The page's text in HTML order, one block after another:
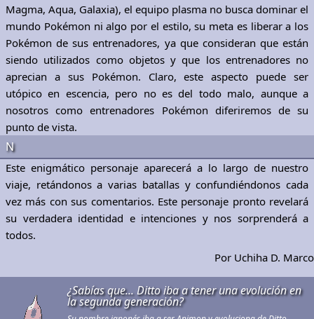
Magma, Aqua, Galaxia), el equipo plasma no busca dominar el
mundo Pokémon ni algo por el estilo, su meta es liberar a los
Pokémon de sus entrenadores, ya que consideran que están
siendo utilizados como objetos y que los entrenadores no
aprecian a sus Pokémon. Claro, este aspecto puede ser
utópico en escencia, pero no es del todo malo, aunque a
nosotros como entrenadores Pokémon diferiremos de su
punto de vista.
N
Este enigmático personaje aparecerá a lo largo de nuestro
viaje, retándonos a varias batallas y confundiéndonos cada
vez más con sus comentarios. Este personaje pronto revelará
su verdadera identidad e intenciones y nos sorprenderá a
todos.
Por Uchiha D. Marco
¿Sabías que... Ditto iba a tener una evolución en
la segunda generación?